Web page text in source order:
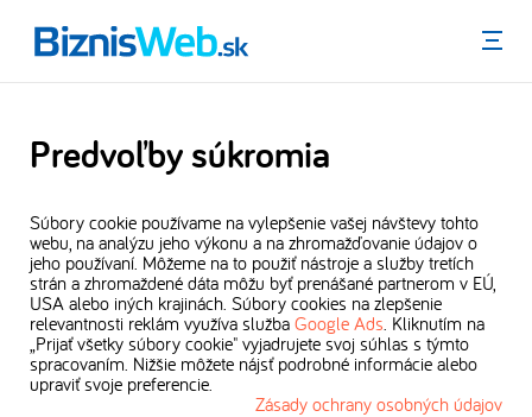
Menu
Predvoľby súkromia
Súbory cookie používame na vylepšenie vašej návštevy tohto
webu, na analýzu jeho výkonu a na zhromažďovanie údajov o
jeho používaní. Môžeme na to použiť nástroje a služby tretích
strán a zhromaždené dáta môžu byť prenášané partnerom v EÚ,
USA alebo iných krajinách. Súbory cookies na zlepšenie
relevantnosti reklám využíva služba Google Ads. Kliknutím na
„Prijať všetky súbory cookie" vyjadrujete svoj súhlas s týmto
spracovaním. Nižšie môžete nájsť podrobné informácie alebo
upraviť svoje preferencie.
Zásady ochrany osobných údajov